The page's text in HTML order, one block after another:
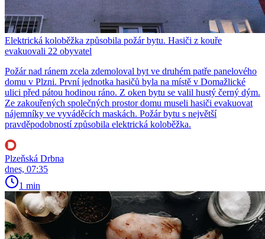
Elektrická koloběžka způsobila požár bytu. Hasiči z kouře
evakuovali 22 obyvatel
Požár nad ránem zcela zdemoloval byt ve druhém patře panelového
domu v Plzni. První jednotka hasičů byla na místě v Domažlické
ulici před pátou hodinou ráno. Z oken bytu se valil hustý černý dým.
Ze zakouřených společných prostor domu museli hasiči evakuovat
nájemníky ve vyváděcích maskách. Požár bytu s největší
pravděpodobností způsobila elektrická koloběžka.
Plzeňská Drbna
dnes, 07:35
1 min